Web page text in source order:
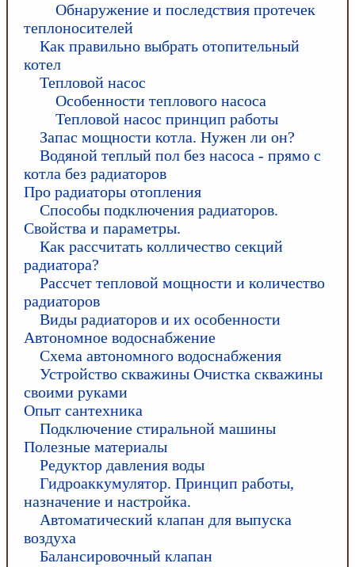
Обнаружение и последствия протечек
теплоносителей
Как правильно выбрать отопительный
котел
Тепловой насос
Особенности теплового насоса
Тепловой насос принцип работы
Запас мощности котла. Нужен ли он?
Водяной теплый пол без насоса - прямо с
котла без радиаторов
Про радиаторы отопления
Способы подключения радиаторов.
Свойства и параметры.
Как рассчитать колличество секций
радиатора?
Рассчет тепловой мощности и количество
радиаторов
Виды радиаторов и их особенности
Автономное водоснабжение
Схема автономного водоснабжения
Устройство скважины Очистка скважины
своими руками
Опыт сантехника
Подключение стиральной машины
Полезные материалы
Редуктор давления воды
Гидроаккумулятор. Принцип работы,
назначение и настройка.
Автоматический клапан для выпуска
воздуха
Балансировочный клапан